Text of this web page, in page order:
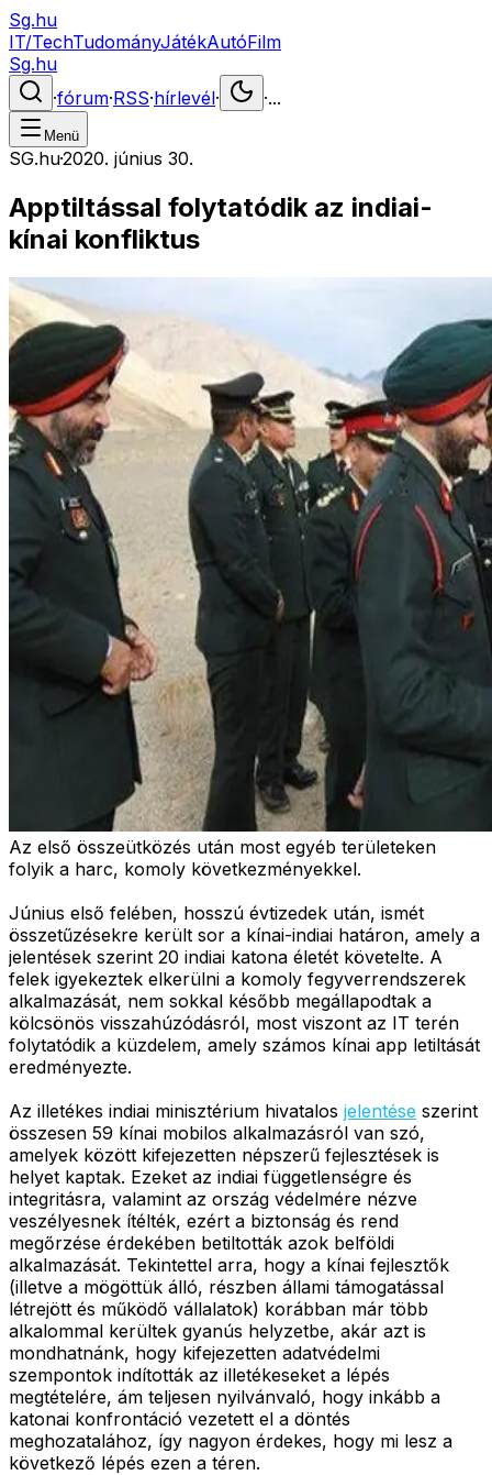
Sg.hu
IT/TechTudományJátékAutóFilm
Sg.hu
·fórum·RSS·hírlevél· ·...
Menü
SG.hu·2020. június 30.
Apptiltással folytatódik az indiai-
kínai konfliktus
Az első összeütközés után most egyéb területeken
folyik a harc, komoly következményekkel.
Június első felében, hosszú évtizedek után, ismét
összetűzésekre került sor a kínai-indiai határon, amely a
jelentések szerint 20 indiai katona életét követelte. A
felek igyekeztek elkerülni a komoly fegyverrendszerek
alkalmazását, nem sokkal később megállapodtak a
kölcsönös visszahúzódásról, most viszont az IT terén
folytatódik a küzdelem, amely számos kínai app letiltását
eredményezte.
Az illetékes indiai minisztérium hivatalos jelentése szerint
összesen 59 kínai mobilos alkalmazásról van szó,
amelyek között kifejezetten népszerű fejlesztések is
helyet kaptak. Ezeket az indiai függetlenségre és
integritásra, valamint az ország védelmére nézve
veszélyesnek ítélték, ezért a biztonság és rend
megőrzése érdekében betiltották azok belföldi
alkalmazását. Tekintettel arra, hogy a kínai fejlesztők
(illetve a mögöttük álló, részben állami támogatással
létrejött és működő vállalatok) korábban már több
alkalommal kerültek gyanús helyzetbe, akár azt is
mondhatnánk, hogy kifejezetten adatvédelmi
szempontok indították az illetékeseket a lépés
megtételére, ám teljesen nyilvánvaló, hogy inkább a
katonai konfrontáció vezetett el a döntés
meghozatalához, így nagyon érdekes, hogy mi lesz a
következő lépés ezen a téren.